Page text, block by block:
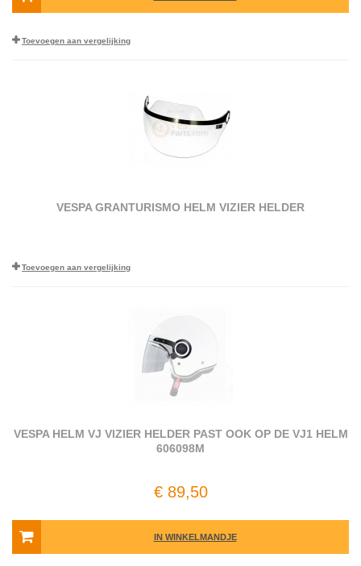
Toevoegen aan vergelijking
VESPA GRANTURISMO HELM VIZIER HELDER
Toevoegen aan vergelijking
VESPA HELM VJ VIZIER HELDER PAST OOK OP DE VJ1 HELM
606098M
€ 89,50
IN WINKELMANDJE